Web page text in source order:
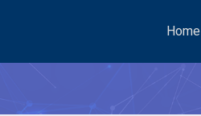
Home